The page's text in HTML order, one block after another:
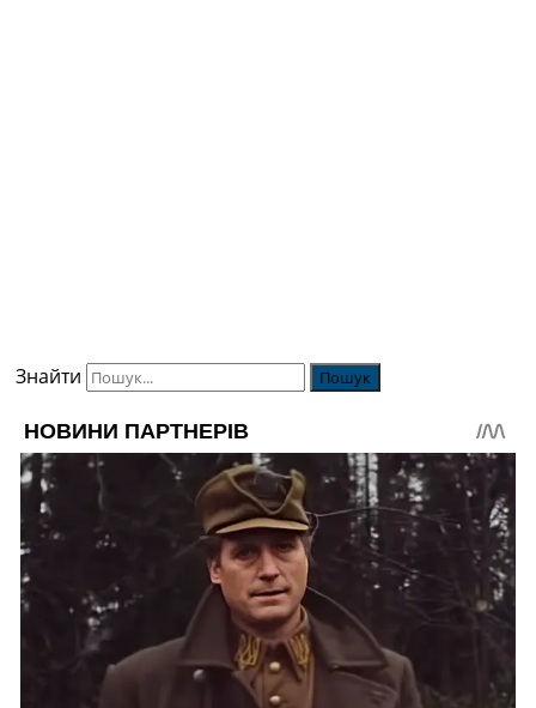
Знайти